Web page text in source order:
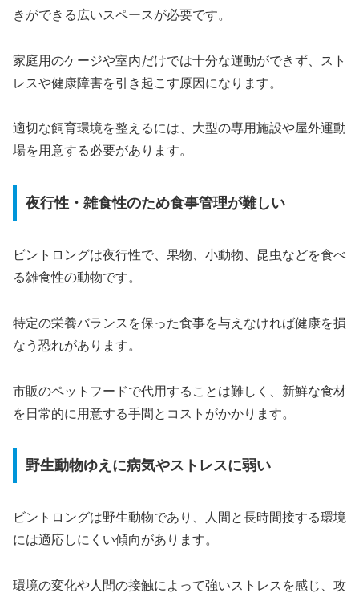
きができる広いスペースが必要です。
家庭用のケージや室内だけでは十分な運動ができず、スト
レスや健康障害を引き起こす原因になります。
適切な飼育環境を整えるには、大型の専用施設や屋外運動
場を用意する必要があります。
夜行性・雑食性のため食事管理が難しい
ビントロングは夜行性で、果物、小動物、昆虫などを食べ
る雑食性の動物です。
特定の栄養バランスを保った食事を与えなければ健康を損
なう恐れがあります。
市販のペットフードで代用することは難しく、新鮮な食材
を日常的に用意する手間とコストがかかります。
野生動物ゆえに病気やストレスに弱い
ビントロングは野生動物であり、人間と長時間接する環境
には適応しにくい傾向があります。
環境の変化や人間の接触によって強いストレスを感じ、攻